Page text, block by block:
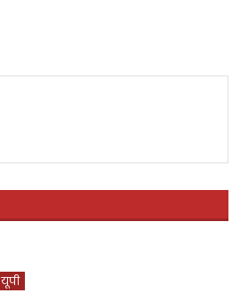
यूपी